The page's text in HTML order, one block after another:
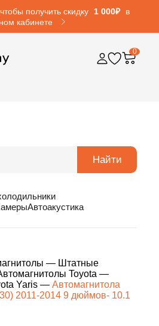
получить скидку 1 000₽
в
кабинете
0
Найти
Автоакустика
— Штатные
Toyota —
Yaris — Автомагнитола
2011-2014 9 дюймов- 10.1